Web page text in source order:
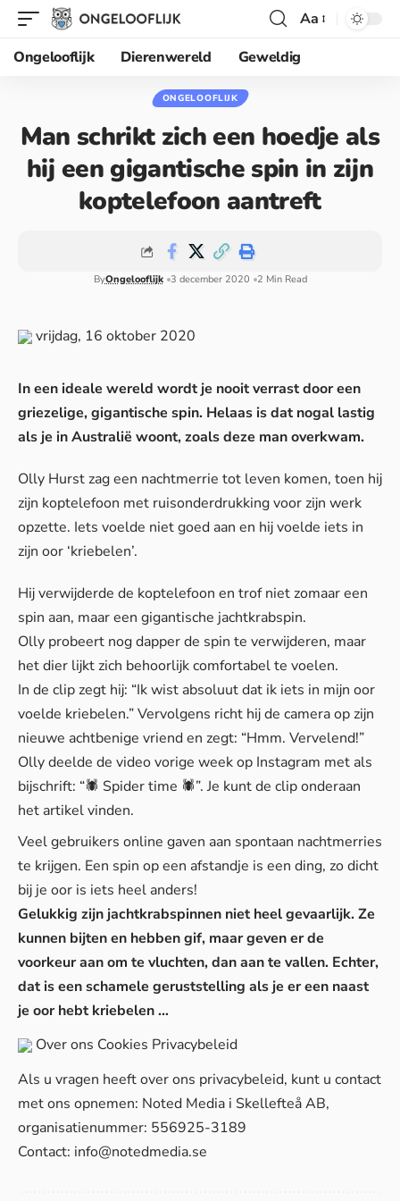
Aa
Ongelooflijk
Dierenwereld Geweldig
ONGELOOFLIJK
Man schrikt zich een hoedje als
hij een gigantische spin in zijn
koptelefoon aantreft
ByOngelooflijk 3 december 2020 2 Min Read
vrijdag, 16 oktober 2020
In een ideale wereld wordt je nooit verrast door een
griezelige, gigantische spin. Helaas is dat nogal lastig
als je in Australië woont, zoals deze man overkwam.
Olly Hurst zag een nachtmerrie tot leven komen, toen hij
zijn koptelefoon met ruisonderdrukking voor zijn werk
opzette. Iets voelde niet goed aan en hij voelde iets in
zijn oor ‘kriebelen’.
Hij verwijderde de koptelefoon en trof niet zomaar een
spin aan, maar een gigantische jachtkrabspin.
Olly probeert nog dapper de spin te verwijderen, maar
het dier lijkt zich behoorlijk comfortabel te voelen.
In de clip zegt hij: “Ik wist absoluut dat ik iets in mijn oor
voelde kriebelen.” Vervolgens richt hij de camera op zijn
nieuwe achtbenige vriend en zegt: “Hmm. Vervelend!”
Olly deelde de video vorige week op Instagram met als
bijschrift: “🕷 Spider time 🕷”. Je kunt de clip onderaan
het artikel vinden.
Veel gebruikers online gaven aan spontaan nachtmerries
te krijgen. Een spin op een afstandje is een ding, zo dicht
bij je oor is iets heel anders!
Gelukkig zijn jachtkrabspinnen niet heel gevaarlijk. Ze
kunnen bijten en hebben gif, maar geven er de
voorkeur aan om te vluchten, dan aan te vallen. Echter,
dat is een schamele geruststelling als je er een naast
je oor hebt kriebelen …
Over ons Cookies Privacybeleid
Als u vragen heeft over ons privacybeleid, kunt u contact
met ons opnemen: Noted Media i Skellefteå AB,
organisatienummer: 556925-3189
Contact: info@notedmedia.se